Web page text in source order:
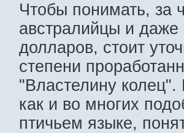
Чтобы понимать, за
австралийцы и
долларов, стоит
степени
"Властелину
как и во многих
птичьем языке,